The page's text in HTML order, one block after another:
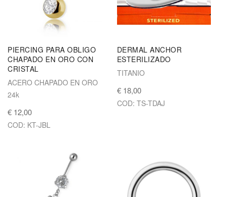
PIERCING PARA OBLIGO
CHAPADO EN ORO CON
CRISTAL
ACERO CHAPADO EN ORO
24k
€ 12,00
COD: KT-JBL
DERMAL ANCHOR
ESTERILIZADO
TITANIO
€ 18,00
COD: TS-TDAJ